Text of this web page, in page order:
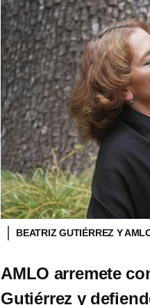
BEATRIZ GUTIÉRREZ Y
AMLO arremete
Gutiérrez y